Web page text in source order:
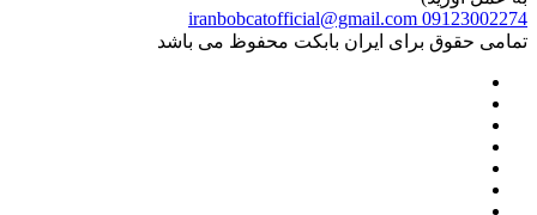
09123002274
iranbobcatofficial@gmail.com
تمامی حقوق برای ایران بابکت محفوظ می باشد